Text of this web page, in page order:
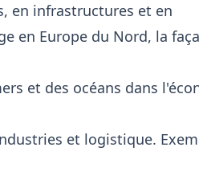
en infrastructures et en
en Europe du Nord, la
et des océans dans
et logistique.